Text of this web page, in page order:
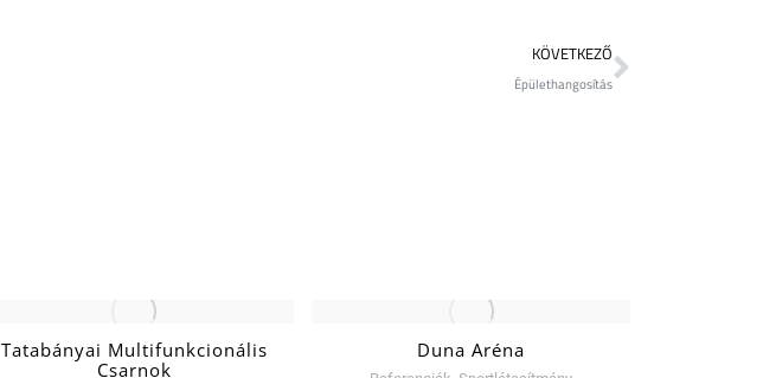
KÖVETKEZŐ
Épülethangosítás
Tatabányai Multifunkcionális
Csarnok
Duna Aréna